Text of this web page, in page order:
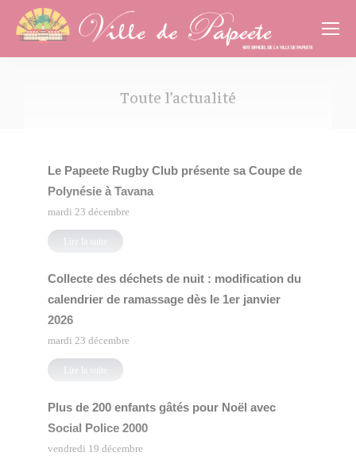
Toute l’actualité
Le Papeete Rugby Club présente sa Coupe de
Polynésie à Tavana
mardi 23 décembre
Lire la suite
Collecte des déchets de nuit : modification du
calendrier de ramassage dès le 1er janvier
2026
mardi 23 décembre
Lire la suite
Plus de 200 enfants gâtés pour Noël avec
Social Police 2000
vendredi 19 décembre
Cookies management panel